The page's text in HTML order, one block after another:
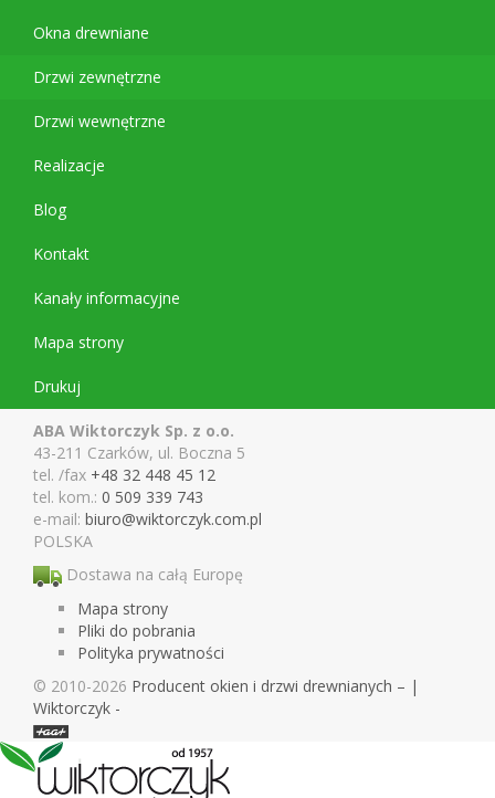
Okna drewniane
Drzwi zewnętrzne
Drzwi wewnętrzne
Realizacje
Blog
Kontakt
Kanały informacyjne
Mapa strony
Drukuj
ABA Wiktorczyk Sp. z o.o.
43-211 Czarków, ul. Boczna 5
tel. /fax +48 32 448 45 12
tel. kom.: 0 509 339 743
e-mail: biuro@wiktorczyk.com.pl
POLSKA
Dostawa na całą Europę
Mapa strony
Pliki do pobrania
Polityka prywatności
© 2010-2026 Pro­du­cent okien i drzwi drewnianych – |
Wiktorczyk -